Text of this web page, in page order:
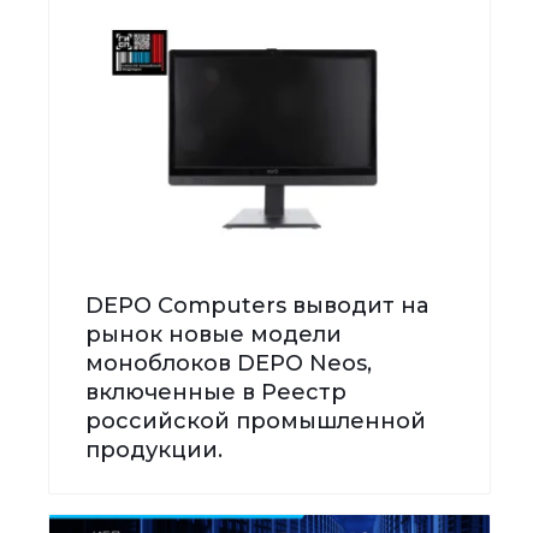
DEPO Computers выводит на
рынок новые модели
моноблоков DEPO Neos,
включенные в Реестр
российской промышленной
продукции.